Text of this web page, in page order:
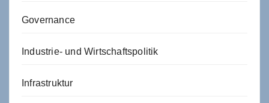
Governance
Industrie- und Wirtschaftspolitik
Infrastruktur